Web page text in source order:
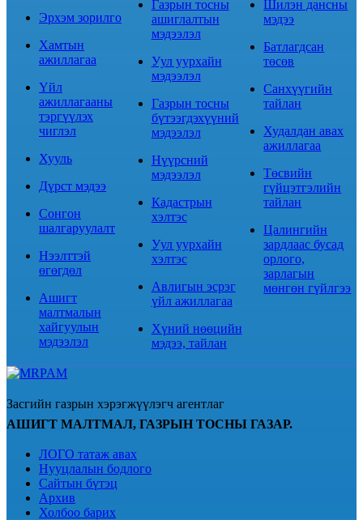
Эрхэм зорилго
Хамтын
ажиллагаа
Үйл
ажиллагааны
тэргүүлэх
чиглэл
Хууль
Дүрст мэдээ
Сонгон
шалгаруулалт
Нээлттэй
өгөгдөл
Ашигт
малтмалын
хайгуулын
мэдээлэл
Газрын тосны
ашиглалтын
мэдээлэл
Уул уурхайн
мэдээлэл
Газрын тосны
бүтээгдэхүүний
мэдээлэл
Нүүрсний
мэдээлэл
Кадастрын
хэлтэс
Уул уурхайн
хэлтэс
Авлигын эсрэг
үйл ажиллагаа
Хүний нөөцийн
мэдээ, тайлан
Шилэн дансны
мэдээ
Батлагдсан
төсөв
Санхүүгийн
тайлан
Худалдан авах
ажиллагаа
Төсвийн
гүйцэтгэлийн
тайлан
Цалингийн
зардлаас бусад
орлого,
зарлагын
мөнгөн гүйлгээ
Засгийн газрын хэрэгжүүлэгч агентлаг
АШИГТ МАЛТМАЛ, ГАЗРЫН ТОСНЫ ГАЗАР.
ЛОГО татаж авах
Нууцлалын бодлого
Сайтын бүтэц
Архив
Холбоо барих